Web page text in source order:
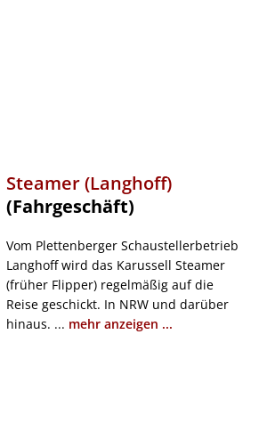
Steamer (Langhoff)
(Fahrgeschäft)
Vom Plettenberger Schaustellerbetrieb
Langhoff wird das Karussell Steamer
(früher Flipper) regelmäßig auf die
Reise geschickt. In NRW und darüber
hinaus. ... mehr anzeigen ...